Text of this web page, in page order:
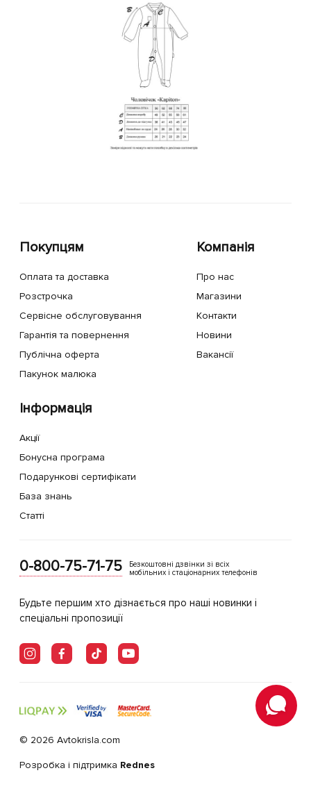
Покупцям
Оплата та доставка
Розстрочка
Сервісне обслуговування
Гарантія та повернення
Публічна оферта
Пакунок малюка
Компанія
Про нас
Магазини
Контакти
Новини
Вакансії
Інформація
Акції
Бонусна програма
Подарункові сертифікати
База знань
Статті
0-800-75-71-75
Безкоштовні дзвінки зі всіх
мобільних і стаціонарних телефонів
Будьте першим хто дізнається про наші новинки і
спеціальні пропозиції
© 2026 Avtokrisla.com
Розробка і підтримка Rednes